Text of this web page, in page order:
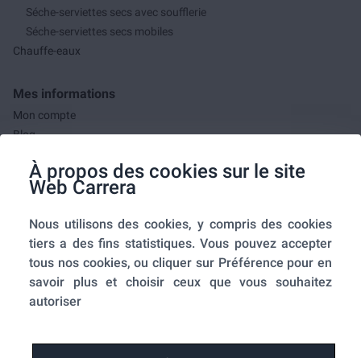
À propos des cookies sur le site
Web Carrera
Nous utilisons des cookies, y compris des cookies
tiers a des fins statistiques. Vous pouvez accepter
tous nos cookies, ou cliquer sur Préférence pour en
savoir plus et choisir ceux que vous souhaitez
autoriser
Séche-serviettes secs avec soufflerie
Séche-serviettes secs mobiles
Chauffe-eaux
Mes informations
Mon compte
Blog
Mes commandes
A propos de nous
A propos
Mentions légales
Conditions générales de ventes
Utilisation des cookies